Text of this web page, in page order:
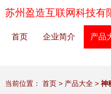
苏州盈造互联网科技有
首页 企业简介 产品
当前位置： 首页 > 产品大全 > 神